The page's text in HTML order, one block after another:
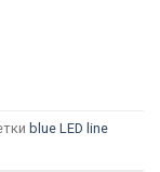
blue LED line